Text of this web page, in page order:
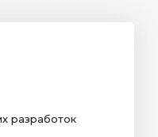
разработок